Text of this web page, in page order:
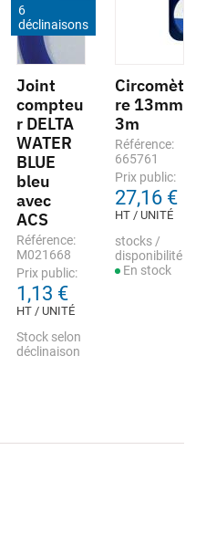
6
déclinaisons
Joint
compteu
r DELTA
WATER
BLUE
bleu
avec
ACS
Référence:
M021668
Prix public:
1,13 €
HT / UNITÉ
Stock selon
déclinaison
Circomèt
re 13mm
3m
Référence:
665761
Prix public:
27,16 €
HT / UNITÉ
stocks /
disponibilité
En stock